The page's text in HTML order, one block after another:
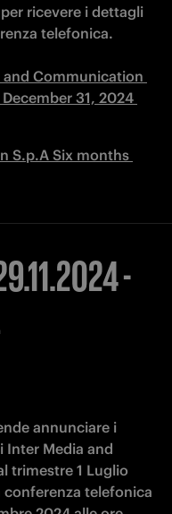
per ricevere i dettagli
telefonica.
and Communication
31, 2024
S.p.A Six months
-
annunciare i
Media and
trimestre 1 Luglio
telefonica